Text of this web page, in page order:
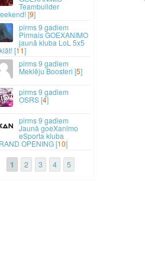
Teambuilder
[9]
9 gadiem
Pirmais GOEXANIMO
jaunā kluba LoL 5x5
[11]
9 gadiem
Meklēju Boosteri [5]
9 gadiem
OSRS [4]
9 gadiem
Jaunā goeXanimo
eSporta kluba
OPENING [10]
1 2 3 4 5